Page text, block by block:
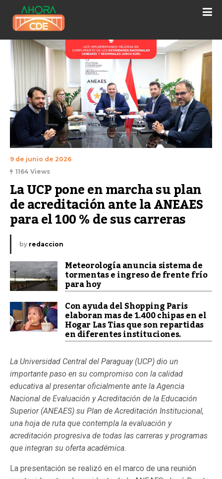
9 de junio de 2026
1164 Views
La UCP pone en marcha su plan
de acreditación ante la ANEAES
para el 100 % de sus carreras
by redaccion
Meteorología anuncia sistema de
tormentas e ingreso de frente frío
para hoy
Con ayuda del Shopping Paris
elaboran mas de 1.400 chipas en el
Hogar Las Tias que son repartidas
en diferentes instituciones.
La Universidad Central del Paraguay (UCP) dio un
importante paso en su compromiso con la calidad
educativa al presentar oficialmente ante la Agencia
Nacional de Evaluación y Acreditación de la Educación
Superior (ANEAES) su Plan de Acreditación Institucional,
una hoja de ruta que contempla la evaluación y
acreditación progresiva de todas las carreras y programas
que integran su oferta académica.
La presentación se realizó en el marco de una reunión